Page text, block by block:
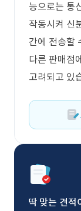
능으로는 통
작동시켜 신
간에 전송할
다른 판매점
고려되고 있
딱 맞는 견적